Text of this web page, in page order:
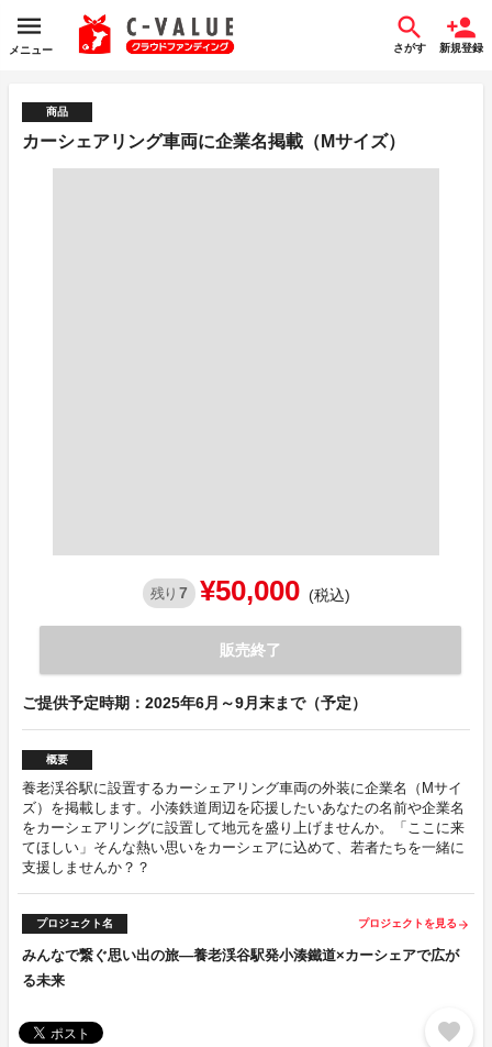
メニュー さがす 新規登録
商品
カーシェアリング車両に企業名掲載（Mサイズ）
残り 7 ¥50,000 (税込)
販売終了
ご提供予定時期：2025年6月～9月末まで（予定）
概要
養老渓谷駅に設置するカーシェアリング車両の外装に企業名（Mサイ
ズ）を掲載します。小湊鉄道周辺を応援したいあなたの名前や企業名
をカーシェアリングに設置して地元を盛り上げませんか。「ここに来
てほしい」そんな熱い思いをカーシェアに込めて、若者たちを一緒に
支援しませんか？？
プロジェクト名 プロジェクトを見る arrow_forward
みんなで繋ぐ思い出の旅—養老渓谷駅発小湊鐵道×カーシェアで広が
る未来
favorite